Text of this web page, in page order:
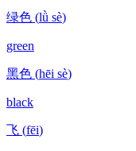
绿色 (lǜ sè)
green
黑色 (hēi sè)
black
飞 (fēi)